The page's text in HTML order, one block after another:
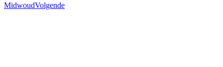
MidwoudVolgende